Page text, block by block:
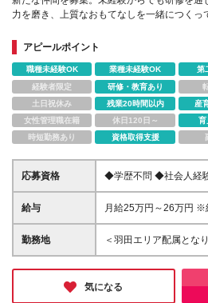
力を磨き、上質なおもてなしを一緒につくっ
アピールポイント
職種未経験OK 業種未経験OK 第
経験者限定
研修・教育あり
土日祝休み
残業20時間以内 産
女性管理職在籍
休日120日～ 育
時短勤務あり
資格取得支援
応募資格
◆学歴不問 ◆社会人経
種、未経験も大歓迎で
られる職種での接客経
給与
月給25万円～26万円 ※
で決定いたします ※試
了後より昇給と賞与の
よる） ・昇給年1回 ※
る）
勤務地
＜羽田エリア配属とな
て、勤務地が羽田以外
合があります 勤務地一覧 ■東京エリア：⽻⽥、有明、
汐留、六本⽊、⽥町、
気になる